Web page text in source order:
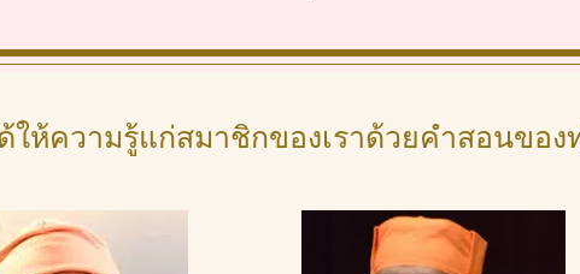
ให้ความรู้แก่สมาชิกของเราด้วยคำสอนของ